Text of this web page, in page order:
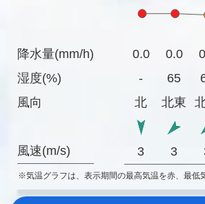
降水量(mm/h)
湿度(%)
風向
風速(m/s)
0.0 0.0
-
65
北
北東
3 3
※気温グラフは、表示期間の最高気温を赤、最低